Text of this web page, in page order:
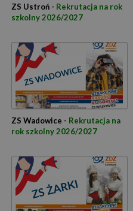
ZS Ustroń - Rekrutacja na rok
szkolny 2026/2027
ZS Wadowice - Rekrutacja na
rok szkolny 2026/2027